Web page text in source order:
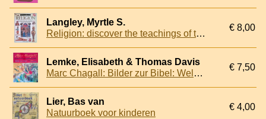
Langley, Myrtle S.
Religion: discover the teachings of the world's religions - the search for understanding and the beliefs and practices of the great faiths
€ 8,00
Lemke, Elisabeth & Thomas Davis
Marc Chagall: Bilder zur Bibel: Welche Farben hat das Paradies?
€ 7,50
Lier, Bas van
Natuurboek voor kinderen
€ 4,00